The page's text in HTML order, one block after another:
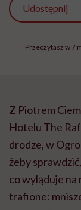
Udostępnij
Przeczytasz w 7
Z Piotrem
Hotelu The
drodze, w
żeby
co wyląduje na
trafione: